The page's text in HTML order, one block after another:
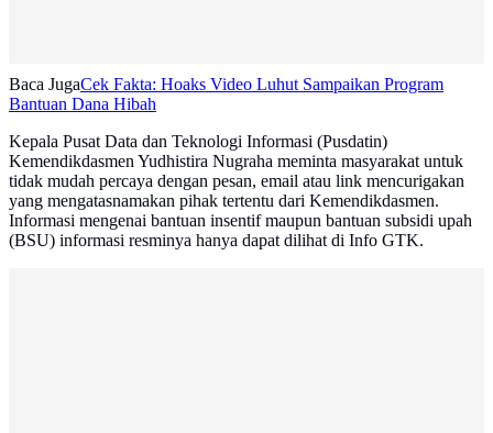
Baca JugaCek Fakta: Hoaks Video Luhut Sampaikan Program
Bantuan Dana Hibah
Kepala Pusat Data dan Teknologi Informasi (Pusdatin)
Kemendikdasmen Yudhistira Nugraha meminta masyarakat untuk
tidak mudah percaya dengan pesan, email atau link mencurigakan
yang mengatasnamakan pihak tertentu dari Kemendikdasmen.
Informasi mengenai bantuan insentif maupun bantuan subsidi upah
(BSU) informasi resminya hanya dapat dilihat di Info GTK.